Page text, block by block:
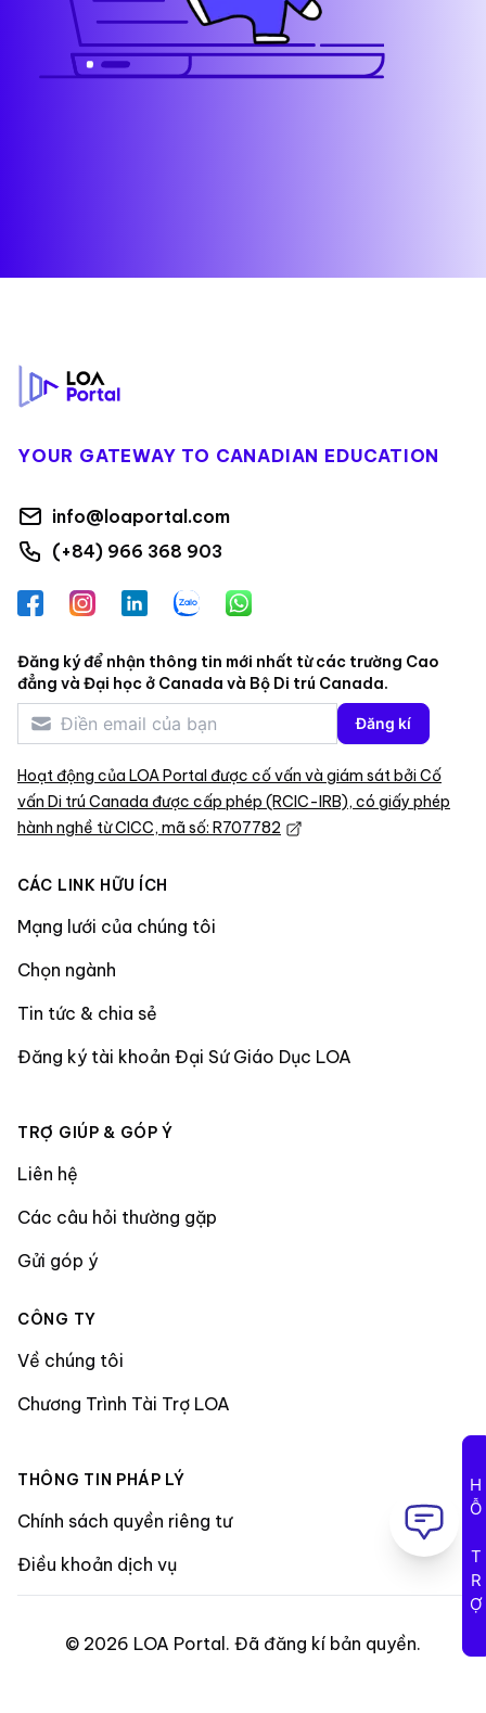
YOUR GATEWAY TO CANADIAN EDUCATION
info@loaportal.com
(+84) 966 368 903
FacebookInstagramLinkedInZalo WhatsApp
Đăng ký để nhận thông tin mới nhất từ các trường Cao
đẳng và Đại học ở Canada và Bộ Di trú Canada.
Đăng kí
Hoạt động của LOA Portal được cố vấn và giám sát bởi Cố
vấn Di trú Canada được cấp phép (RCIC-IRB), có giấy phép
hành nghề từ CICC, mã số: R707782
CÁC LINK HỮU ÍCH
Mạng lưới của chúng tôi
Chọn ngành
Tin tức & chia sẻ
Đăng ký tài khoản Đại Sứ Giáo Dục LOA
TRỢ GIÚP & GÓP Ý
Liên hệ
Các câu hỏi thường gặp
Gửi góp ý
CÔNG TY
Về chúng tôi
Chương Trình Tài Trợ LOA
THÔNG TIN PHÁP LÝ
Chính sách quyền riêng tư
Điều khoản dịch vụ
© 2026 LOA Portal . Đã đăng kí bản quyền.
HỖ TRỢ